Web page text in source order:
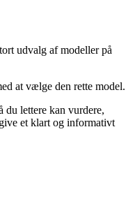
udvalg af modeller på
at vælge den rette model.
du lettere kan vurdere,
et klart og informativt